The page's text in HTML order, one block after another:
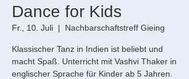
Dance for Kids
Fr., 10. Juli
  |
Nachbarschaftstreff Gieing
Klassischer Tanz in Indien ist beliebt und
macht Spaß. Unterricht mit Vashvi Thaker in
englischer Sprache für Kinder ab 5 Jahren.